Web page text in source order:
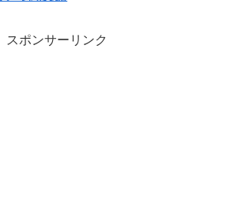
スポンサーリンク